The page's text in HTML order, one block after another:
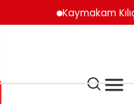
Kaymakam